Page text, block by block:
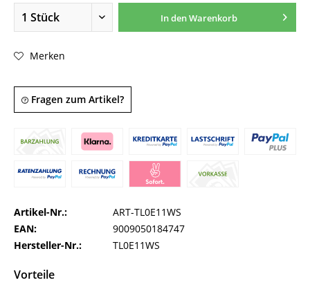
In denWarenkorb
Merken
Fragen zum Artikel?
Artikel-Nr.:
ART-TL0E11WS
EAN:
9009050184747
Hersteller-Nr.:
TL0E11WS
Vorteile